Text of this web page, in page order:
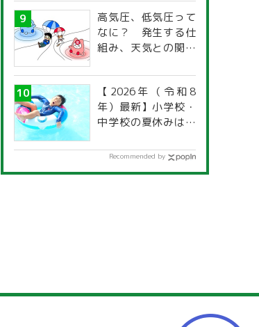
高気圧、低気圧って
なに？ 発生する仕
組み、天気との関係
【2026年（令和8
年）最新】小学校・
中学校の夏休みはい
道府県別「夏季休暇
Recommended by